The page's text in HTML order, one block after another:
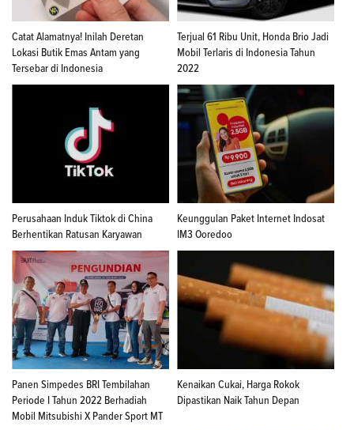
Catat Alamatnya! Inilah Deretan
Lokasi Butik Emas Antam yang
Tersebar di Indonesia
Terjual 61 Ribu Unit, Honda Brio Jadi
Mobil Terlaris di Indonesia Tahun
2022
Perusahaan Induk Tiktok di China
Berhentikan Ratusan Karyawan
Keunggulan Paket Internet Indosat
IM3 Ooredoo
Panen Simpedes BRI Tembilahan
Periode I Tahun 2022 Berhadiah
Mobil Mitsubishi X Pander Sport MT
Kenaikan Cukai, Harga Rokok
Dipastikan Naik Tahun Depan